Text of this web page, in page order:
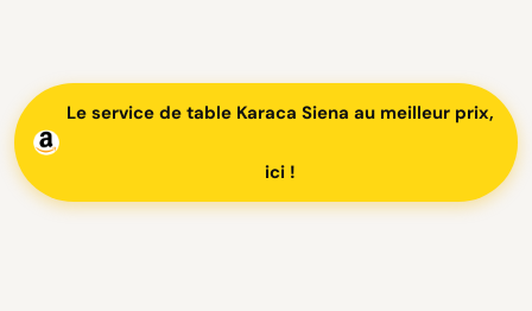
Le service de table Karaca Siena au meilleur prix,
ici !